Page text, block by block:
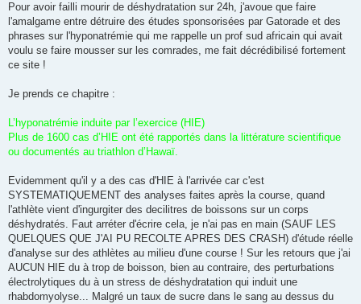
Pour avoir failli mourir de déshydratation sur 24h, j'avoue que faire
l'amalgame entre détruire des études sponsorisées par Gatorade et des
phrases sur l'hyponatrémie qui me rappelle un prof sud africain qui avait
voulu se faire mousser sur les comrades, me fait décrédibilisé fortement
ce site !
Je prends ce chapitre :
L’hyponatrémie induite par l’exercice (HIE)
Plus de 1600 cas d’HIE ont été rapportés dans la littérature scientifique
ou documentés au triathlon d’Hawaï.
Evidemment qu'il y a des cas d'HIE à l'arrivée car c'est
SYSTEMATIQUEMENT des analyses faites après la course, quand
l'athlète vient d'ingurgiter des decilitres de boissons sur un corps
déshydratés. Faut arréter d'écrire cela, je n'ai pas en main (SAUF LES
QUELQUES QUE J'AI PU RECOLTE APRES DES CRASH) d'étude réelle
d'analyse sur des athlètes au milieu d'une course ! Sur les retours que j'ai
AUCUN HIE du à trop de boisson, bien au contraire, des perturbations
électrolytiques du à un stress de déshydratation qui induit une
rhabdomyolyse... Malgré un taux de sucre dans le sang au dessus du